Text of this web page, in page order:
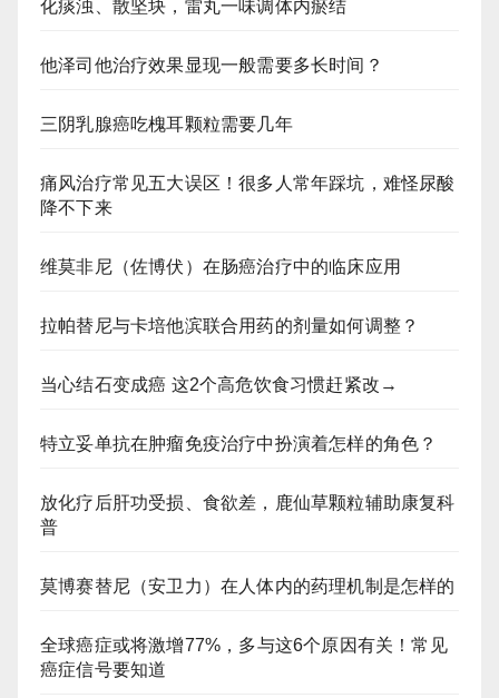
化痰浊、散坚块，雷丸一味调体内瘀结
他泽司他治疗效果显现一般需要多长时间？
三阴乳腺癌吃槐耳颗粒需要几年
痛风治疗常见五大误区！很多人常年踩坑，难怪尿酸
降不下来
维莫非尼（佐博伏）在肠癌治疗中的临床应用
拉帕替尼与卡培他滨联合用药的剂量如何调整？
当心结石变成癌 这2个高危饮食习惯赶紧改→
特立妥单抗在肿瘤免疫治疗中扮演着怎样的角色？
放化疗后肝功受损、食欲差，鹿仙草颗粒辅助康复科
普
莫博赛替尼（安卫力）在人体内的药理机制是怎样的
全球癌症或将激增77%，多与这6个原因有关！常见
癌症信号要知道